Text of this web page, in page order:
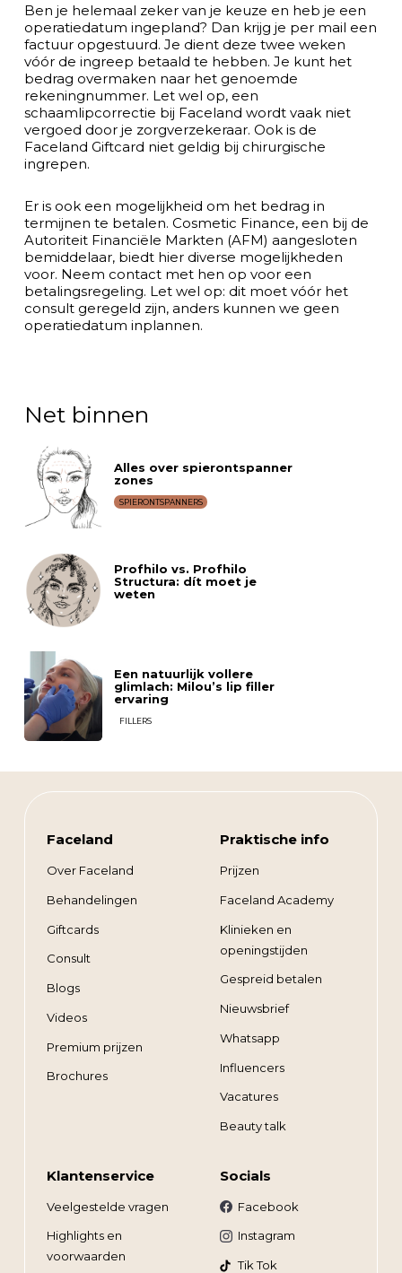
Ben je helemaal zeker van je keuze en heb je een
operatiedatum ingepland? Dan krijg je per mail een
factuur opgestuurd. Je dient deze twee weken
vóór de ingreep betaald te hebben. Je kunt het
bedrag overmaken naar het genoemde
rekeningnummer. Let wel op, een
schaamlipcorrectie bij Faceland wordt vaak niet
vergoed door je zorgverzekeraar. Ook is de
Faceland Giftcard niet geldig bij chirurgische
ingrepen.
Er is ook een mogelijkheid om het bedrag in
termijnen te betalen. Cosmetic Finance, een bij de
Autoriteit Financiële Markten (AFM) aangesloten
bemiddelaar, biedt hier diverse mogelijkheden
voor. Neem contact met hen op voor een
betalingsregeling. Let wel op: dit moet vóór het
consult geregeld zijn, anders kunnen we geen
operatiedatum inplannen.
Net binnen
Alles over spierontspanner
zones
SPIERONTSPANNERS
Profhilo vs. Profhilo
Structura: dít moet je
weten
Een natuurlijk vollere
glimlach: Milou’s lip filler
ervaring
FILLERS
Faceland
Over Faceland
Behandelingen
Giftcards
Consult
Blogs
Videos
Premium prijzen
Brochures
Praktische info
Prijzen
Faceland Academy
Klinieken en
openingstijden
Gespreid betalen
Nieuwsbrief
Whatsapp
Influencers
Vacatures
Beauty talk
Klantenservice
Veelgestelde vragen
Highlights en
voorwaarden
Socials
Facebook
Instagram
Tik Tok